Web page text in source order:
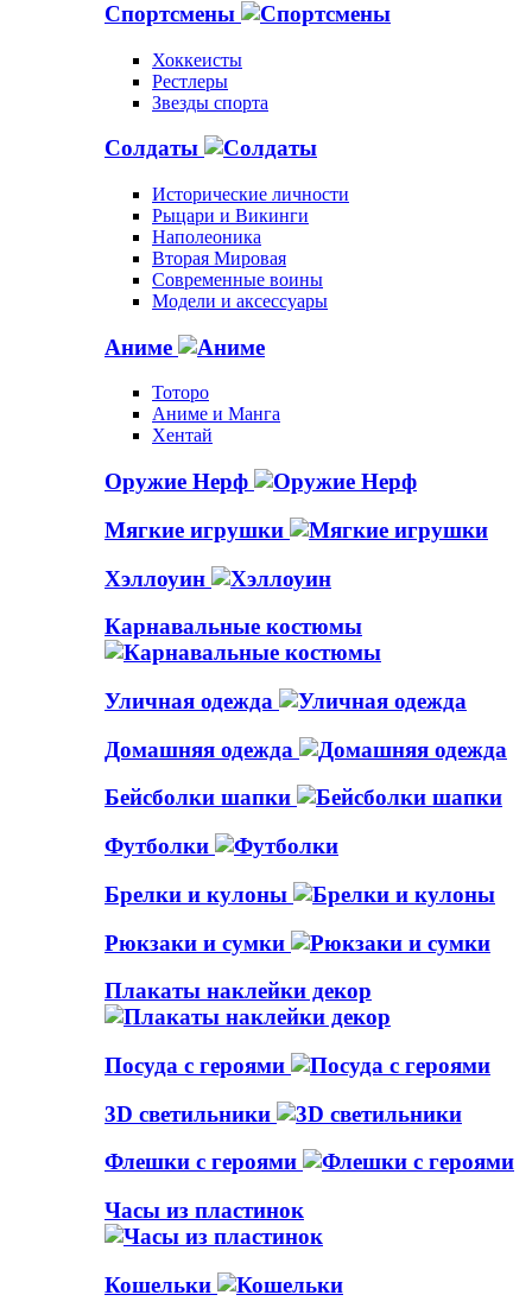
Спортсмены
Хоккеисты
Рестлеры
Звезды спорта
Солдаты
Исторические личности
Рыцари и Викинги
Наполеоника
Вторая Мировая
Современные воины
Модели и аксессуары
Аниме
Тоторо
Аниме и Манга
Хентай
Оружие Нерф
Мягкие игрушки
Хэллоуин
Карнавальные костюмы
Уличная одежда
Домашняя одежда
Бейсболки шапки
Футболки
Брелки и кулоны
Рюкзаки и сумки
Плакаты наклейки декор
Посуда с героями
3D светильники
Флешки с героями
Часы из пластинок
Кошельки